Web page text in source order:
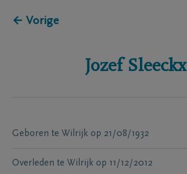
← Vorige
Jozef Sleeckx
Geboren te Wilrijk op 21/08/1932
Overleden te Wilrijk op 11/12/2012